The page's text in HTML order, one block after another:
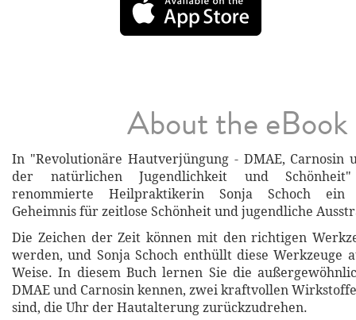
About the eBook
In "Revolutionäre Hautverjüngung - DMAE, Carnosin
der natürlichen Jugendlichkeit und
renommierte Heilpraktikerin Sonja Schoch ein
Geheimnis für zeitlose Schönheit und jugendliche
Die Zeichen der Zeit können mit den richtigen
werden, und Sonja Schoch enthüllt diese Werkzeuge
Weise. In diesem Buch lernen Sie die
DMAE und Carnosin kennen, zwei kraftvollen
sind, die Uhr der Hautalterung zurückzudrehen.